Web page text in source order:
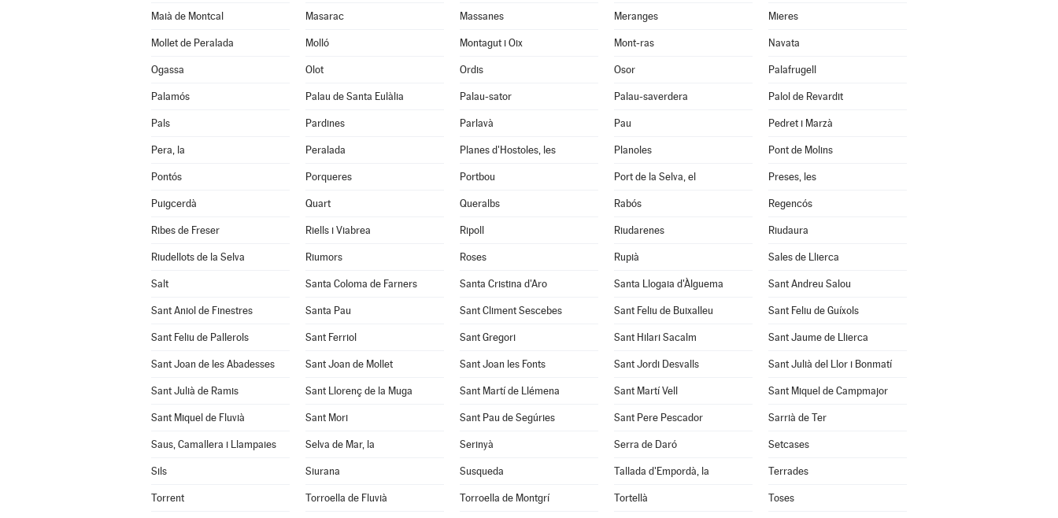
Maià de Montcal Masarac Massanes Meranges Mieres
Mollet de Peralada Molló Montagut i Oix Mont-ras Navata
Ogassa Olot Ordis Osor Palafrugell
Palamós Palau de Santa Eulàlia Palau-sator Palau-saverdera Palol de Revardit
Pals Pardines Parlavà Pau Pedret i Marzà
Pera, la Peralada Planes d'Hostoles, les Planoles Pont de Molins
Pontós Porqueres Portbou Port de la Selva, el Preses, les
Puigcerdà Quart Queralbs Rabós Regencós
Ribes de Freser Riells i Viabrea Ripoll Riudarenes Riudaura
Riudellots de la Selva Riumors Roses Rupià Sales de Llierca
Salt Santa Coloma de Farners Santa Cristina d'Aro Santa Llogaia d'Àlguema Sant Andreu Salou
Sant Aniol de Finestres Santa Pau Sant Climent Sescebes Sant Feliu de Buixalleu Sant Feliu de Guíxols
Sant Feliu de Pallerols Sant Ferriol Sant Gregori Sant Hilari Sacalm Sant Jaume de Llierca
Sant Joan de les Abadesses Sant Joan de Mollet Sant Joan les Fonts Sant Jordi Desvalls Sant Julià del Llor i Bonmatí
Sant Julià de Ramis Sant Llorenç de la Muga Sant Martí de Llémena Sant Martí Vell Sant Miquel de Campmajor
Sant Miquel de Fluvià Sant Mori Sant Pau de Segúries Sant Pere Pescador Sarrià de Ter
Saus, Camallera i Llampaies Selva de Mar, la Serinyà Serra de Daró Setcases
Sils Siurana Susqueda Tallada d'Empordà, la Terrades
Torrent Torroella de Fluvià Torroella de Montgrí Tortellà Toses